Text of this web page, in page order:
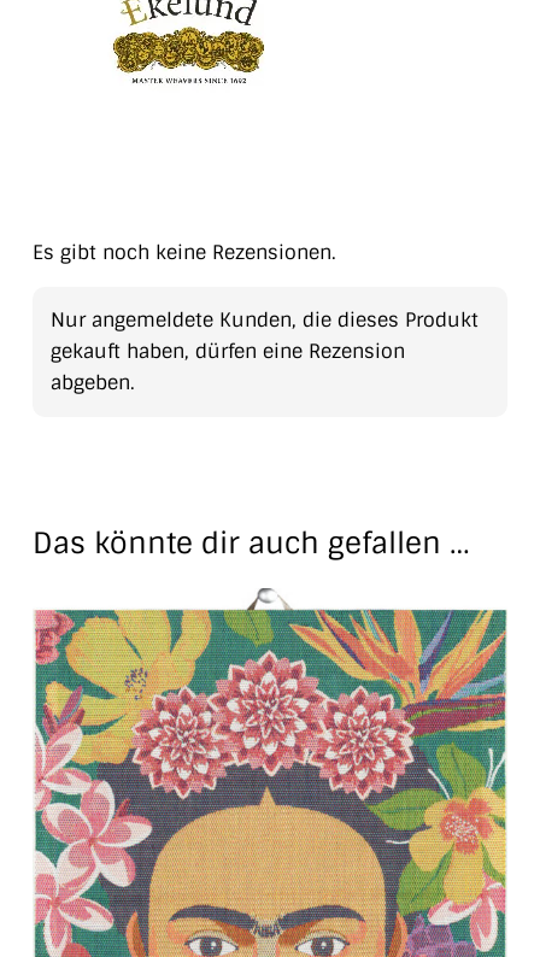
Es gibt noch keine Rezensionen.
Nur angemeldete Kunden, die dieses Produkt
gekauft haben, dürfen eine Rezension
abgeben.
Das könnte dir auch gefallen …